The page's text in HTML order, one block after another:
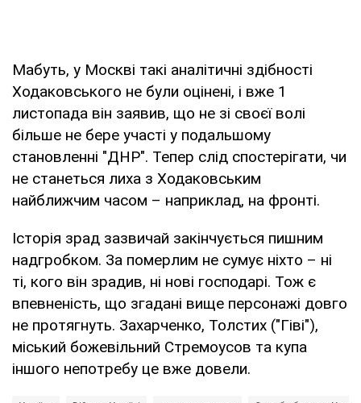
Мабуть, у Москві такі аналітичні здібності
Ходаковського не були оцінені, і вже 1
листопада він заявив, що не зі своєї волі
більше не бере участі у подальшому
становленні "ДНР". Тепер слід спостерігати, чи
не станеться лиха з Ходаковським
найближчим часом – наприклад, на фронті.
Історія зрад зазвичай закінчується пишним
надгробком. За померлим не сумує ніхто – ні
ті, кого він зрадив, ні нові господарі. Тож є
впевненість, що згадані вище персонажі довго
не протягнуть. Захарченко, Толстих ("Гіві"),
міський божевільний Стремоусов та купа
іншого непотребу це вже довели.